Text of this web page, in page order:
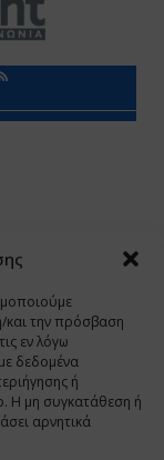
και την πρόσβαση
εν λόγω
δεδομένα
ή
Η μη συγκατάθεση ή
αρνητικά
• www.YO.gr
SA.gr